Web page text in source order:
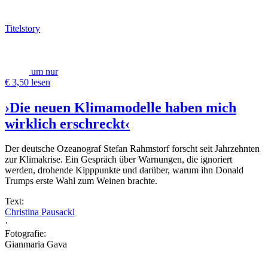
Titelstory
um nur
€ 3,50 lesen
›Die neuen Klimamodelle haben mich
wirklich erschreckt‹
Der deutsche Ozeanograf Stefan Rahmstorf forscht seit Jahrzehnten
zur Klimakrise. Ein Gespräch über Warnungen, die ignoriert
werden, drohende Kipppunkte und darüber, warum ihn Donald
Trumps erste Wahl zum Weinen brachte.
Text:
Christina Pausackl
·
Fotografie:
Gianmaria Gava